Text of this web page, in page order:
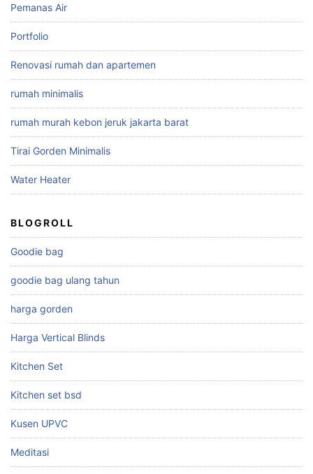
Pemanas Air
Portfolio
Renovasi rumah dan apartemen
rumah minimalis
rumah murah kebon jeruk jakarta barat
Tirai Gorden Minimalis
Water Heater
BLOGROLL
Goodie bag
goodie bag ulang tahun
harga gorden
Harga Vertical Blinds
Kitchen Set
Kitchen set bsd
Kusen UPVC
Meditasi